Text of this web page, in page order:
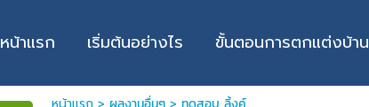
หน้าแรก เริ่มต้นอย่างไร ขั้นตอนการตกแต่งบ้าน